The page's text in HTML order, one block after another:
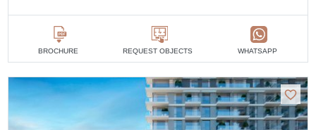
BROCHURE REQUEST OBJECTS WHATSAPP